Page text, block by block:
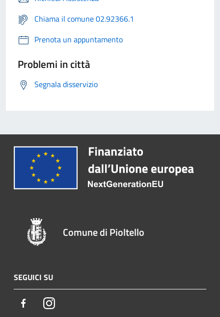
Chiama il comune 02.92366.1
Prenota un appuntamento
Problemi in città
Segnala disservizio
Comune di Pioltello
SEGUICI SU
FacebookInstagram